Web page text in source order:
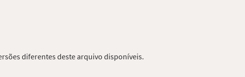
diferentes deste arquivo disponíveis.